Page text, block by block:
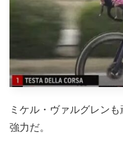
ミケル・ヴァルグレン
強力だ。